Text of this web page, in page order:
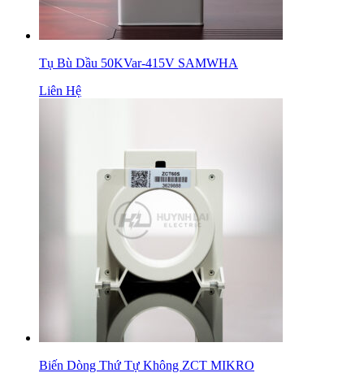
Tụ Bù Dầu 50KVar-415V SAMWHA
Liên Hệ
Biến Dòng Thứ Tự Không ZCT MIKRO